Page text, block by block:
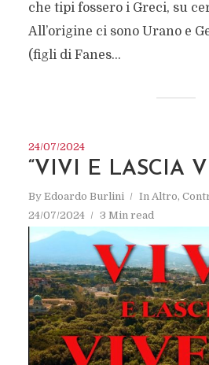
che tipi fossero i Greci, su
All’origine ci sono Urano e
(figli di Fanes...
24/07/2024
“VIVI E LASCIA
By Edoardo Burlini In Altro,
24/07/2024
3 Min read